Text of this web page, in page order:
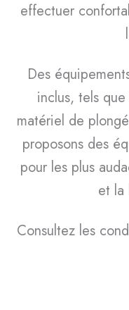
effectuer
Des
inclus, tels
matériel de
proposons des
pour les plus
et la
Consultez les